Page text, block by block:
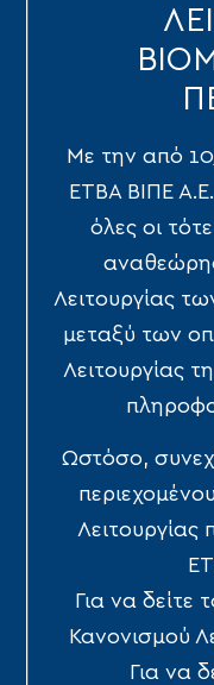
Με την από
ΕΤΒΑ ΒΙΠΕ
όλες οι
Λειτουργίας
μεταξύ των
Λειτουργίας
Ωστόσο,
Λειτουργίας
Για να δείτε
Κανονισμού
Για να